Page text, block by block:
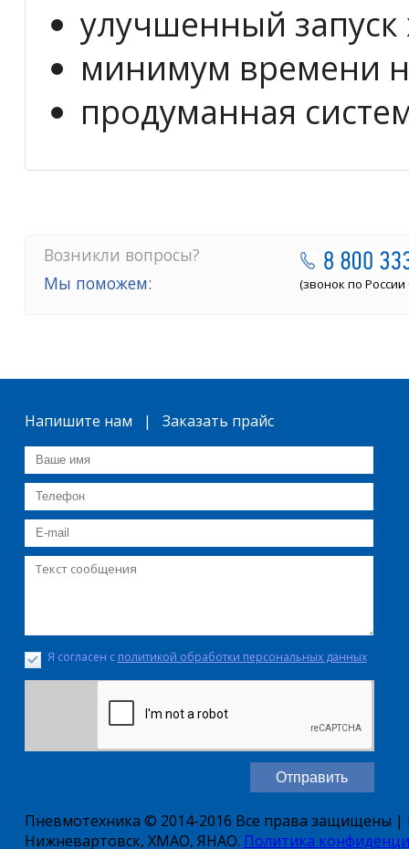
улучшенный запуск
минимум времени
продуманная
Возникли вопросы?
Мы поможем:
(звонок по
Напишите нам | Заказать прайс
Я согласен с политикой обработки персональных данных
Пневмотехника © 2014-2016 Все права защищены |
Нижневартовск, ХМАО, ЯНАО. Политика